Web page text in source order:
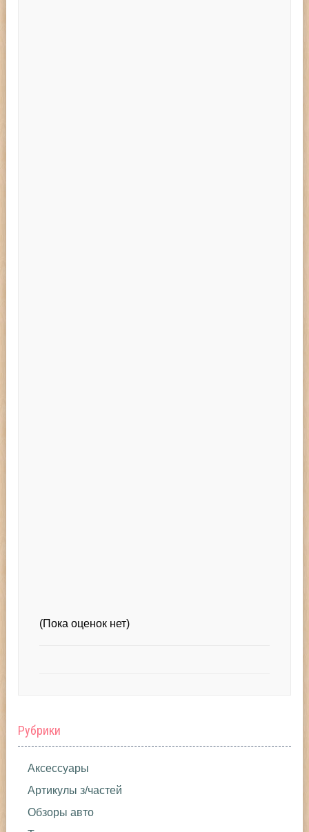
(Пока оценок нет)
Рубрики
Аксессуары
Артикулы з/частей
Обзоры авто